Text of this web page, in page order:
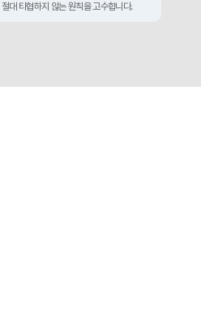
대 타협하지 않는 원칙을 고수합니다.